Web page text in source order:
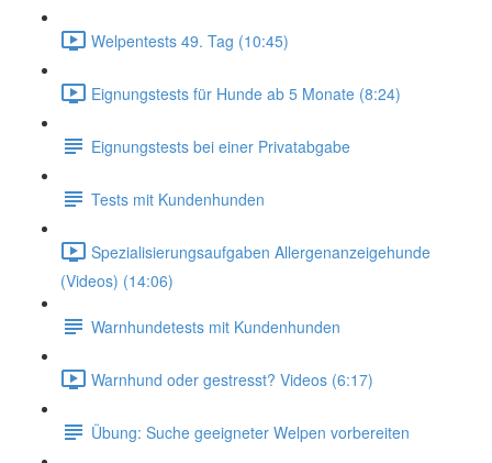
Welpentests 49. Tag (10:45)
Eignungstests für Hunde ab 5 Monate (8:24)
Eignungstests bei einer Privatabgabe
Tests mit Kundenhunden
Spezialisierungsaufgaben Allergenanzeigehunde
(Videos) (14:06)
Warnhundetests mit Kundenhunden
Warnhund oder gestresst? Videos (6:17)
Übung: Suche geeigneter Welpen vorbereiten